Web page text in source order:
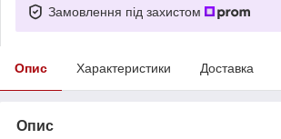
Замовлення під захистом
Опис Характеристики Доставка
Опис